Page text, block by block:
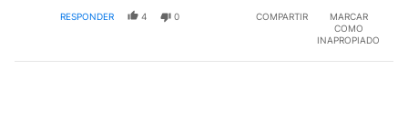
RESPONDER 4 0 COMPARTIR
MARCAR
COMO
INAPROPIADO